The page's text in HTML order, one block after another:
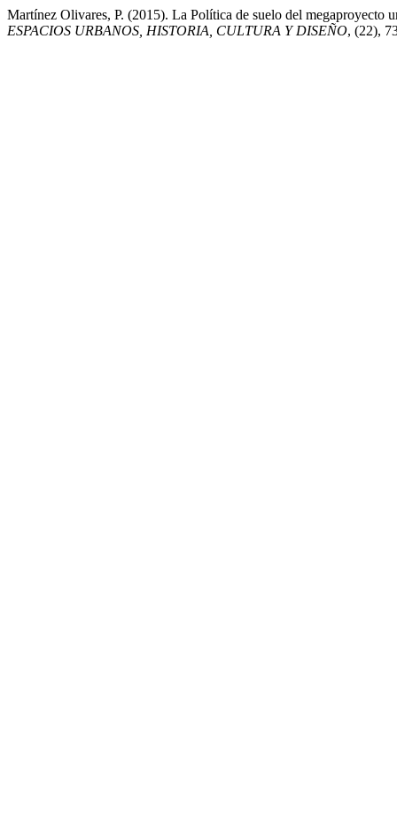
Martínez Olivares, P. (2015). La Política de suelo del megaproyecto
ESPACIOS URBANOS, HISTORIA, CULTURA Y DISEÑO, (22),